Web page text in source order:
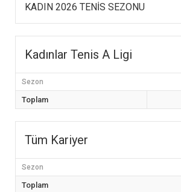
KADIN 2026 TENİS SEZONU
Kadınlar Tenis A Ligi
Sezon
Toplam
Tüm Kariyer
Sezon
Toplam